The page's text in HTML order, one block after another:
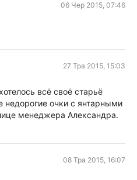
06 Чер 2015, 07:46
27 Тра 2015, 15:03
всё своё старьё
недорогие очки с янтарными
менеджера Александра.
ценой, упаковкой,
к клиентам она не может
08 Тра 2015, 16:07